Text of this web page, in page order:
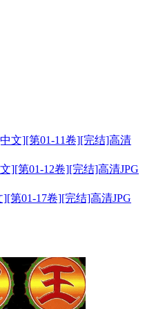
文][第01-11卷][完结]高清
][第01-12卷][完结]高清JPG
第01-17卷][完结]高清JPG